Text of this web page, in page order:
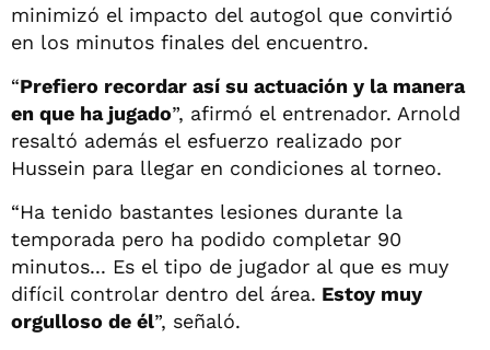
minimizó el impacto del autogol que convirtió
en los minutos finales del encuentro.
“Prefiero recordar así su actuación y la manera
en que ha jugado”, afirmó el entrenador. Arnold
resaltó además el esfuerzo realizado por
Hussein para llegar en condiciones al torneo.
“Ha tenido bastantes lesiones durante la
temporada pero ha podido completar 90
minutos... Es el tipo de jugador al que es muy
difícil controlar dentro del área. Estoy muy
orgulloso de él”, señaló.